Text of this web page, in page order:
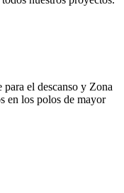
el descanso y Zona
en los polos de mayor